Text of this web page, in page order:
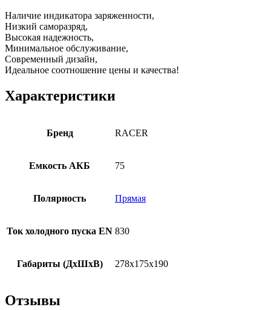
Наличие индикатора заряженности,
Низкий саморазряд,
Высокая надежность,
Минимальное обслуживание,
Современный дизайн,
Идеальное соотношение цены и качества!
Характеристики
Бренд RACER
Емкость АКБ 75
Полярность Прямая
Ток холодного пуска EN 830
Габариты (ДxШxВ) 278x175x190
Отзывы